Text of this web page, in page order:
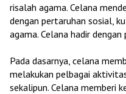
risalah agama. Celana
dengan pertaruhan sosial,
agama. Celana hadir
Pada dasarnya, celana
melakukan pelbagai
sekalipun. Celana memberi